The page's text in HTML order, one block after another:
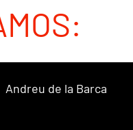
Andreu de la Barca